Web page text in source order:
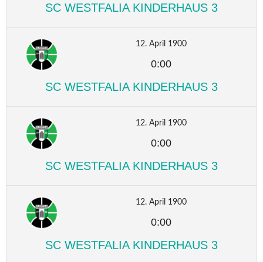
SC WESTFALIA KINDERHAUS 3
12. April 1900
0:00
SC WESTFALIA KINDERHAUS 3
12. April 1900
0:00
SC WESTFALIA KINDERHAUS 3
12. April 1900
0:00
SC WESTFALIA KINDERHAUS 3